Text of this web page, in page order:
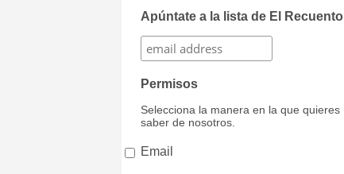
Apúntate a la lista de El Recuento
Permisos
Selecciona la manera en la que quieres
saber de nosotros.
Email